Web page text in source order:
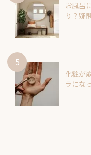
お風呂
り？疑
化粧が
ラにな